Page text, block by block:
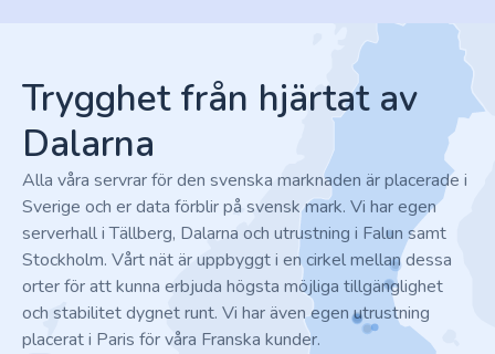
Trygghet från hjärtat av
Dalarna
Alla våra servrar för den svenska marknaden är placerade i
Sverige och er data förblir på svensk mark. Vi har egen
serverhall i Tällberg, Dalarna och utrustning i Falun samt
Stockholm. Vårt nät är uppbyggt i en cirkel mellan dessa
orter för att kunna erbjuda högsta möjliga tillgänglighet
och stabilitet dygnet runt. Vi har även egen utrustning
placerat i Paris för våra Franska kunder.